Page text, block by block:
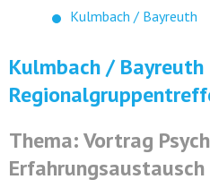
Kulmbach / Bayreuth
Kulmbach / Bayreuth
Thema: Vortrag
Erfahrungsaustausch